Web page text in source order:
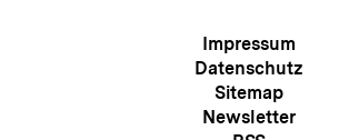
Meta-
Navigation
Impressum
Datenschutz
Sitemap
Newsletter